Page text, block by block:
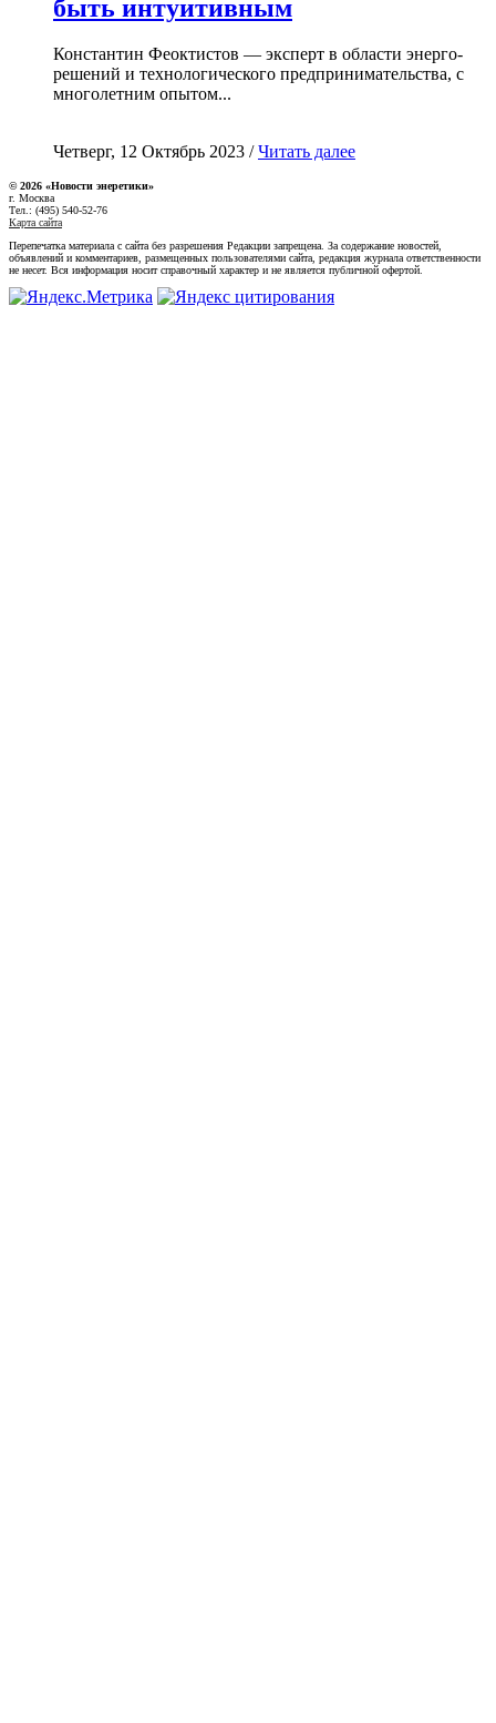
быть интуитивным
Константин Феоктистов — эксперт в области энерго-
решений и технологического предпринимательства, с
многолетним опытом...
Четверг, 12 Октябрь 2023 /Читать далее
© 2026 «Новости энеретики»
г. Москва
Тел.: (495) 540-52-76
Карта сайта
Перепечатка материала с сайта без разрешения Редакции запрещена. За содержание новостей,
объявлений и комментариев, размещенных пользователями сайта, редакция журнала ответственности
не несет. Вся информация носит справочный характер и не является публичной офертой.